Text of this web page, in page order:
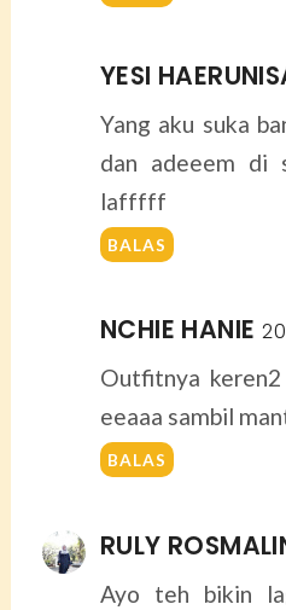
YESI
Yang aku suka
dan adeeem di
lafffff
BALAS
NCHIE HANIE
Outfitnya
eeaaa sambil
BALAS
RULY
Ayo teh bikin